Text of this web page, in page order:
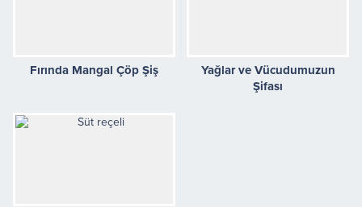
Fırında Mangal Çöp Şiş
Yağlar ve Vücudumuzun
Şifası